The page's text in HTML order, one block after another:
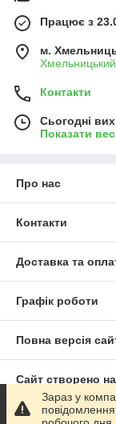
Працює з
м.
Контакти
Сьогодні
Показати
Про нас
Контакти
Доставка та
Графік роботи
Повна версія
Сайт створено
Політика
Зараз у